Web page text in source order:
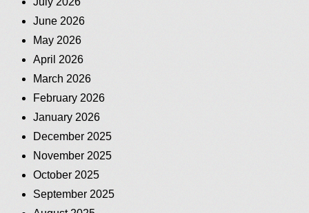
June 2026
May 2026
April 2026
March 2026
February 2026
January 2026
December 2025
November 2025
October 2025
September 2025